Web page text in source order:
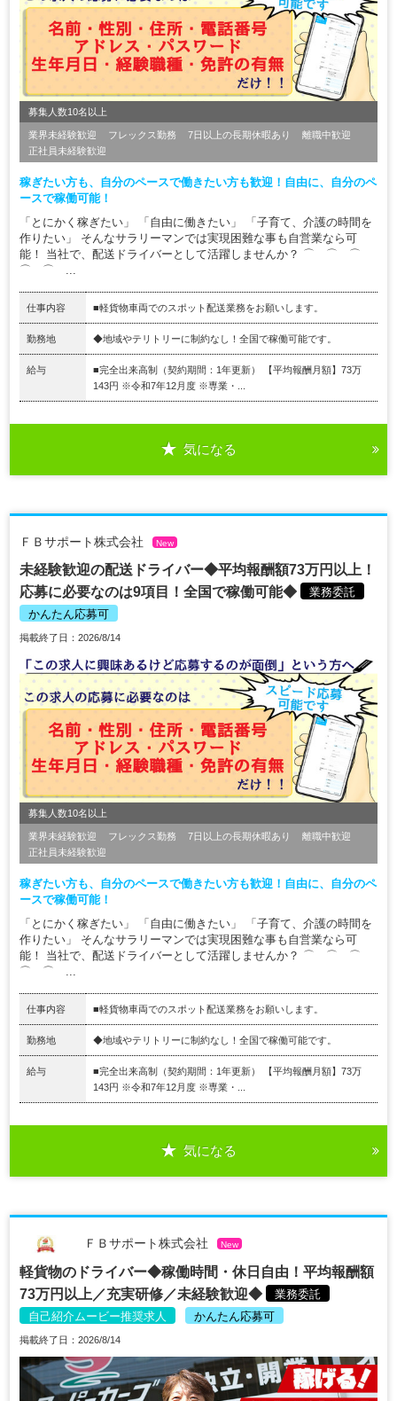
募集人数10名以上
業界未経験歓迎 フレックス勤務 7日以上の長期休暇あり
離職中歓迎
正社員未経験歓迎
稼ぎたい方も、自分のペースで働きたい方も歓迎！自由に、自分のペ
ースで稼働可能！
「とにかく稼ぎたい」 「自由に働きたい」 「子育て、介護の時間を
作りたい」 そんなサラリーマンでは実現困難な事も自営業なら可
能！ 当社で、配送ドライバーとして活躍しませんか？ ⌒ ⌒ ⌒
⌒ ⌒ ...
仕事内容 ■軽貨物車両でのスポット配送業務をお願いします。
勤務地 ◆地域やテリトリーに制約なし！全国で稼働可能です。
給与
■完全出来高制（契約期間：1年更新） 【平均報酬月額】73万
143円 ※令和7年12月度 ※専業・...
気になる
ＦＢサポート株式会社 New
未経験歓迎の配送ドライバー◆平均報酬額73万円以上！
応募に必要なのは9項目！全国で稼働可能◆
業務委託
かんたん応募可
掲載終了日：2026/8/14
募集人数10名以上
業界未経験歓迎 フレックス勤務 7日以上の長期休暇あり
離職中歓迎
正社員未経験歓迎
稼ぎたい方も、自分のペースで働きたい方も歓迎！自由に、自分のペ
ースで稼働可能！
「とにかく稼ぎたい」 「自由に働きたい」 「子育て、介護の時間を
作りたい」 そんなサラリーマンでは実現困難な事も自営業なら可
能！ 当社で、配送ドライバーとして活躍しませんか？ ⌒ ⌒ ⌒
⌒ ⌒ ...
仕事内容 ■軽貨物車両でのスポット配送業務をお願いします。
勤務地 ◆地域やテリトリーに制約なし！全国で稼働可能です。
給与
■完全出来高制（契約期間：1年更新） 【平均報酬月額】73万
143円 ※令和7年12月度 ※専業・...
気になる
ＦＢサポート株式会社 New
軽貨物のドライバー◆稼働時間・休日自由！平均報酬額
73万円以上／充実研修／未経験歓迎◆
業務委託
自己紹介ムービー推奨求人
かんたん応募可
掲載終了日：2026/8/14